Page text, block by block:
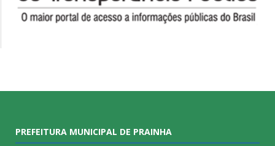
PREFEITURA MUNICIPAL DE PRAINHA